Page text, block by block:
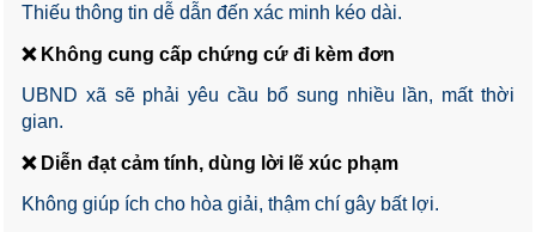
Thiếu thông tin dễ dẫn đến xác minh kéo dài.
❌ Không cung cấp chứng cứ đi kèm đơn
UBND xã sẽ phải yêu cầu bổ sung nhiều lần, mất thời
gian.
❌ Diễn đạt cảm tính, dùng lời lẽ xúc phạm
Không giúp ích cho hòa giải, thậm chí gây bất lợi.